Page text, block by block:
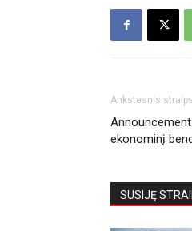
Ankstesnis
ekonominį
SUSIJĘ